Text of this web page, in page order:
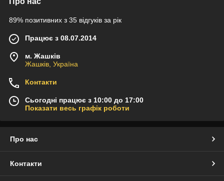
89% позитивних з 35 відгуків за рік
Працює з 08.07.2014
м. Жашків
Жашків, Україна
Контакти
Сьогодні працює з 10:00 до 17:00
Показати весь графік роботи
Про нас
Контакти